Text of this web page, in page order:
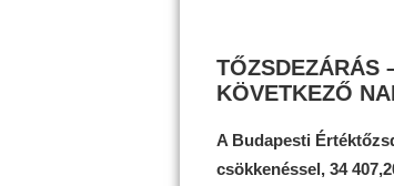
TŐZSDEZÁRÁS
KÖVETKEZŐ
A Budapesti
csökkenéssel, 34